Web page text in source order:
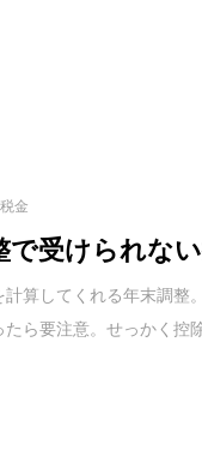
税金
で受けられな
計算してくれる年末調整
たら要注意。せっかく控